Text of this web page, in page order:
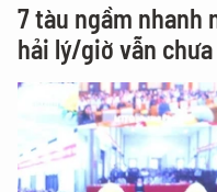
7 tàu ngầm nhanh
hải lý/giờ vẫn